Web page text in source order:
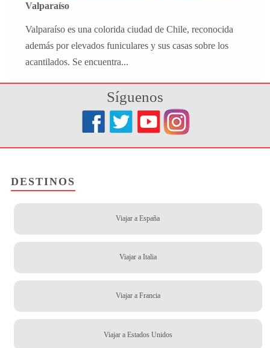
Valparaíso
Valparaíso es una colorida ciudad de Chile, reconocida
además por elevados funiculares y sus casas sobre los
acantilados. Se encuentra...
Síguenos
DESTINOS
Viajar a España
Viajar a Italia
Viajar a Francia
Viajar a Estados Unidos